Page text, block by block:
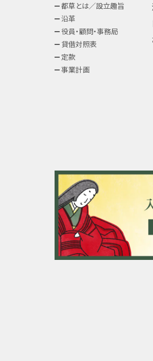
都草とは／設立趣旨
沿革
役員・顧問・事務局
貸借対照表
定款
事業計画